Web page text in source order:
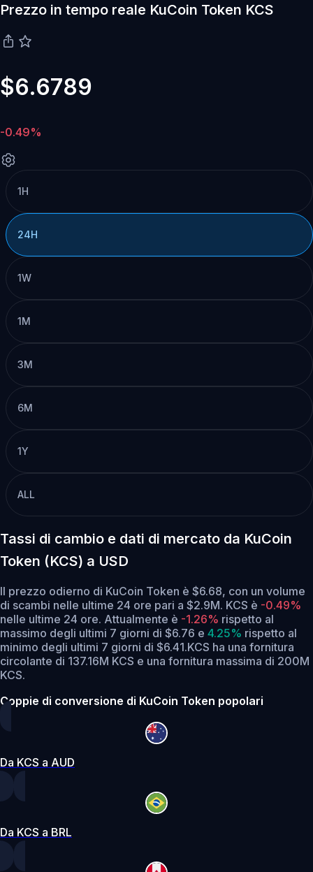
Prezzo in tempo reale KuCoin Token KCS
$6.6789
-0.49%
1H
24H
1W
1M
3M
6M
1Y
ALL
Tassi di cambio e dati di mercato da KuCoin
Token (KCS) a USD
Il prezzo odierno di KuCoin Token è $6.68, con un volume
di scambi nelle ultime 24 ore pari a $2.9M. KCS è -0.49%
nelle ultime 24 ore. Attualmente è -1.26% rispetto al
massimo degli ultimi 7 giorni di $6.76 e 4.25% rispetto al
minimo degli ultimi 7 giorni di $6.41.KCS ha una fornitura
circolante di 137.16M KCS e una fornitura massima di 200M
KCS.
Coppie di conversione di KuCoin Token popolari
Da KCS a AUD
Da KCS a BRL